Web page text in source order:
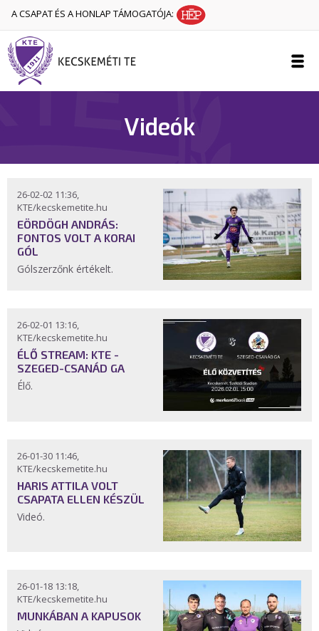
A CSAPAT ÉS A HONLAP TÁMOGATÓJA:
Videók
26-02-02 11:36,
KTE/kecskemetite.hu
EÖRDÖGH ANDRÁS:
FONTOS VOLT A KORAI
GÓL
Gólszerzőnk értékelt.
26-02-01 13:16,
KTE/kecskemetite.hu
ÉLŐ STREAM: KTE -
SZEGED-CSANÁD GA
Élő.
26-01-30 11:46,
KTE/kecskemetite.hu
HARIS ATTILA VOLT
CSAPATA ELLEN KÉSZÜL
Videó.
26-01-18 13:18,
KTE/kecskemetite.hu
MUNKÁBAN A KAPUSOK